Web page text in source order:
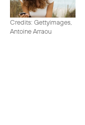
Credits: Gettyimages,
Antoine Arraou